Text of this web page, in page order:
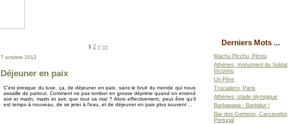
1 2 > >>
7 octobre 2012
Déjeuner en paix
C'est presque du luxe, ça, de déjeuner en paix, sans le bruit du monde qui nous
assaille de partout. Comment ne pas tomber en grosse déprime quand on entend
soir et matin, matin et soir, que tout va mal ? Alors effectivement, peut être qu'il
est temps à nouveau, de se jeter à l'eau, et de déjeuner en paix plus souvent ...
Derniers Mots ...
Machu Picchu, Pérou
Athènes, monument du Soldat
Inconnu
Un Père
Trocadero, Paris
Athènes, stade olympique
Barbapapa - Barbidur !
Bar dos Gemeos, Carcavelos,
Portugal